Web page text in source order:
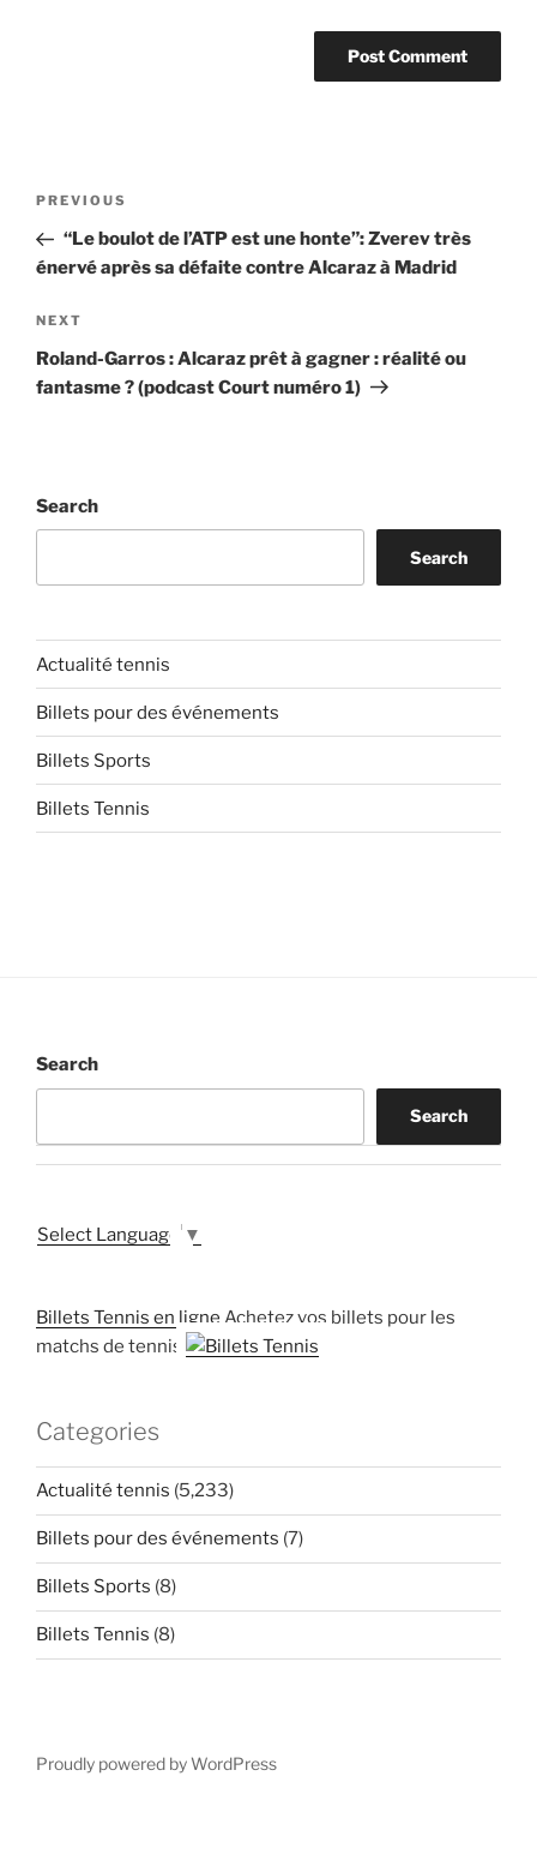
Previous
Post
PREVIOUS
“Le boulot de l’ATP est une honte”: Zverev très
énervé après sa défaite contre Alcaraz à Madrid
Next
Post
NEXT
Roland-Garros : Alcaraz prêt à gagner : réalité ou
fantasme ? (podcast Court numéro 1)
Search
Search
Actualité tennis
Billets pour des événements
Billets Sports
Billets Tennis
Search
Search
Select Language ▼
Billets Tennis en ligne Achetez vos billets pour les
matchs de tennis
Categories
Actualité tennis (5,233)
Billets pour des événements (7)
Billets Sports (8)
Billets Tennis (8)
Proudly powered by WordPress